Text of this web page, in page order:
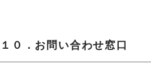
１０．お問い合わせ窓口